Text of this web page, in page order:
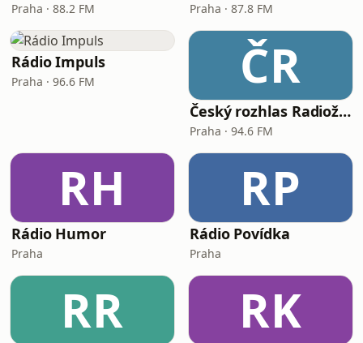
Praha · 88.2 FM Praha · 87.8 FM
Rádio Impuls
Praha · 96.6 FM ČR
Český rozhlas Radiožurnál
Praha · 94.6 FM
RH
Rádio Humor
Praha
RP
Rádio Povídka
Praha
RR RK